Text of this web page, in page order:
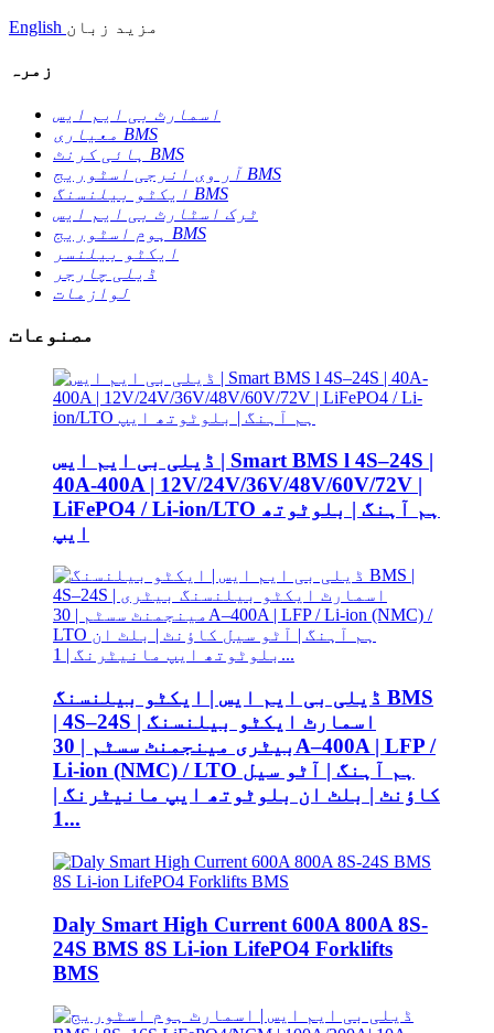
English مزید زبان
زمرہ
اسمارٹ بی ایم ایس
معیاری BMS
ہائی کرنٹ BMS
آر وی انرجی اسٹوریج BMS
ایکٹو بیلنسنگ BMS
ٹرک اسٹارٹ بی ایم ایس
ہوم اسٹوریج BMS
ایکٹو بیلنسر
ڈیلی چارجر
لوازمات
مصنوعات
ڈیلی بی ایم ایس | Smart BMS l 4S–24S |
40A-400A | 12V/24V/36V/48V/60V/72V |
LiFePO4 / Li-ion/LTO ہم آہنگ | بلوٹوتھ
ایپ
ڈیلی بی ایم ایس | ایکٹو بیلنسنگ BMS
| 4S–24S | اسمارٹ ایکٹو بیلنسنگ
بیٹری مینجمنٹ سسٹم | 30A–400A | LFP /
Li-ion (NMC) / LTO ہم آہنگ | آٹو سیل
کاؤنٹ | بلٹ ان بلوٹوتھ ایپ مانیٹرنگ |
1...
Daly Smart High Current 600A 800A 8S-
24S BMS 8S Li-ion LifePO4 Forklifts
BMS